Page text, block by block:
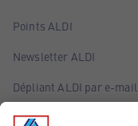
Points ALDI
Newsletter ALDI
Dépliant ALDI par e-mail
Offres